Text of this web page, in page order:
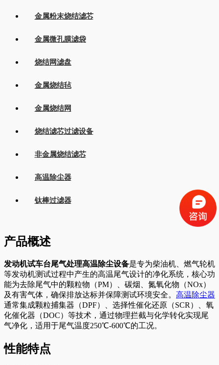
金属粉末烧结滤芯
金属微孔膜滤袋
烧结网滤盘
金属烧结毡
金属烧结网
烧结滤芯过滤设备
非金属烧结滤芯
高温除尘器
钛棒过滤器
产品概述
发动机试车台尾气处理高温除尘设备是专为柴油机、燃气轮机
等发动机测试过程中产生的高温尾气设计的净化系统，核心功
能为去除尾气中的颗粒物（PM）、碳烟、氮氧化物（NOx）
及有害气体，确保排放达标并保障测试环境安全。 高温除尘器
通常集成颗粒捕集器（DPF）、选择性催化还原（SCR）、氧
化催化器（DOC）等技术，通过物理拦截与化学转化实现尾
气净化，适用于尾气温度250℃-600℃的工况。
性能特点